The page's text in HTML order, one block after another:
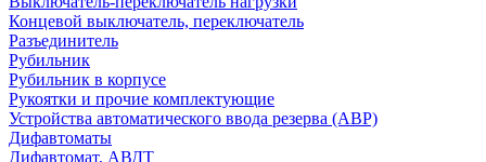
Концевой выключатель, переключатель
Разъединитель
Рубильник
Рубильник в корпусе
Рукоятки и прочие комплектующие
Устройства автоматического ввода резерва (АВР)
Дифавтоматы
Дифавтомат, АВДТ